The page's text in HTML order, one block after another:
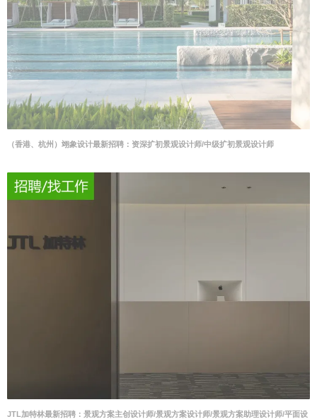
（香港、杭州）翊象设计最新招聘：资深扩初景观设计师/中级扩初景观设计师
JTL加特林最新招聘：景观方案主创设计师/景观方案设计师/景观方案助理设计师/平面设